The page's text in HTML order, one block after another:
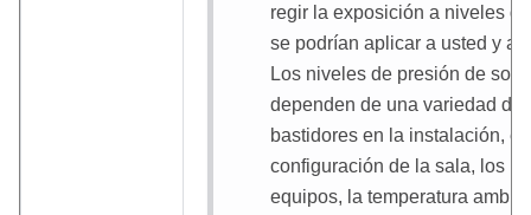
regir la exposición a niveles
se podrían aplicar a usted y a
Los niveles de presión de
dependen de una variedad de
bastidores en la instalación,
configuración de la sala, los
equipos, la temperatura